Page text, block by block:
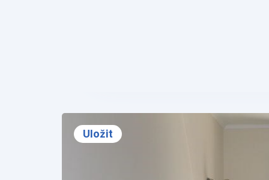
Uložit